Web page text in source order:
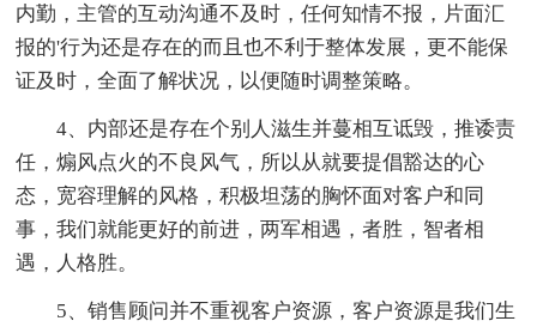
内勤，主管的互动沟通不及时，任何知情不报，片面汇
报的'行为还是存在的而且也不利于整体发展，更不能保
证及时，全面了解状况，以便随时调整策略。
4、内部还是存在个别人滋生并蔓相互诋毁，推诿责
任，煽风点火的不良风气，所以从就要提倡豁达的心
态，宽容理解的风格，积极坦荡的胸怀面对客户和同
事，我们就能更好的前进，两军相遇，者胜，智者相
遇，人格胜。
5、销售顾问并不重视客户资源，客户资源是我们生